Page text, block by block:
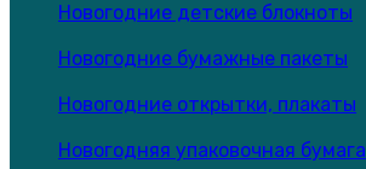
Новогодние детские блокноты
Новогодние бумажные пакеты
Новогодние открытки, плакаты
Новогодняя упаковочная бумага